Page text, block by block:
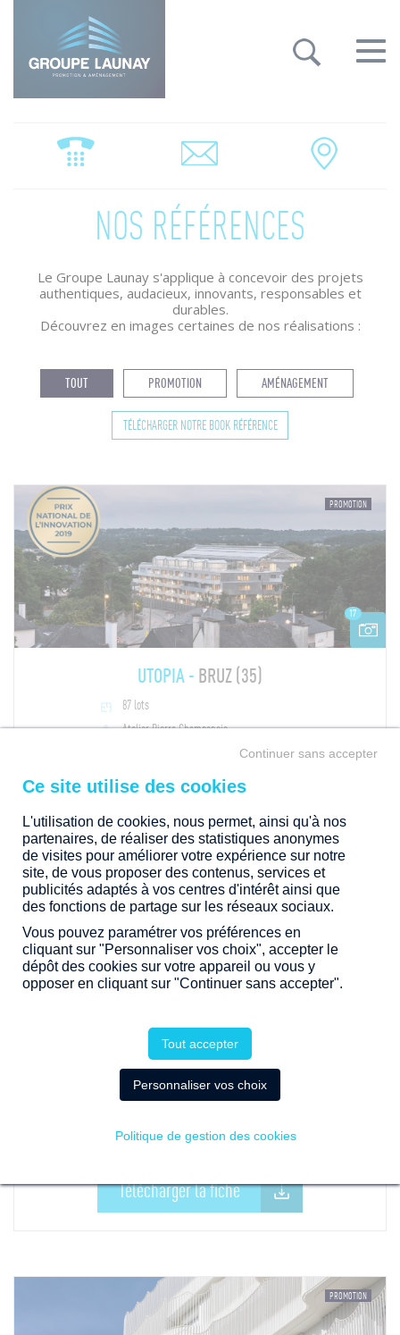
Toggle
NOS RÉFÉRENCES
Le Groupe Launay s'applique à concevoir des projets
authentiques, audacieux, innovants, responsables et
durables.
Découvrez en images certaines de nos réalisations :
TOUT PROMOTION AMÉNAGEMENT
TÉLÉCHARGER NOTRE BOOK RÉFÉRENCE
PROMOTION
17
UTOPIA - BRUZ (35)
87 lots
Atelier Pierre Champenois
Télécharger la fiche
BIANCA -RENNES (35)
19 lots
Télécharger la fiche
PROMOTION
L'utilisation de cookies, nous permet, ainsi qu'à nos
partenaires, de réaliser des statistiques anonymes
de visites pour améliorer votre expérience sur notre
site, de vous proposer des contenus, services et
publicités adaptés à vos centres d'intérêt ainsi que
des fonctions de partage sur les réseaux sociaux.
Vous pouvez paramétrer vos préférences en
cliquant sur "Personnaliser vos choix", accepter le
dépôt des cookies sur votre appareil ou vous y
opposer en cliquant sur "Continuer sans accepter".
Tout accepter
Continuer sans accepter
Personnaliser vos choix
Politique de gestion des cookies